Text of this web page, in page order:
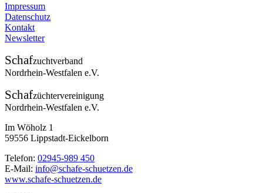
Impressum
Datenschutz
Kontakt
Newsletter
Schafzuchtverband
Nordrhein-Westfalen e.V.
Schafzüchtervereinigung
Nordrhein-Westfalen e.V.
Im Wöholz 1
59556 Lippstadt-Eickelborn
Telefon: 02945-989 450
E-Mail: info@schafe-schuetzen.de
www.schafe-schuetzen.de